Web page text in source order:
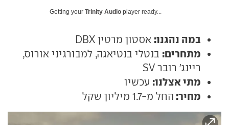
Getting your Trinity Audio player ready...
במה נהגנו: אסטון מרטין DBX
מתחרים: בנטלי בנטיאגה, למבורגיני אורוס,
ריינג' רובר SV
מתי אצלנו: עכשיו
מחיר: החל מ-1.7 מיליון שקל